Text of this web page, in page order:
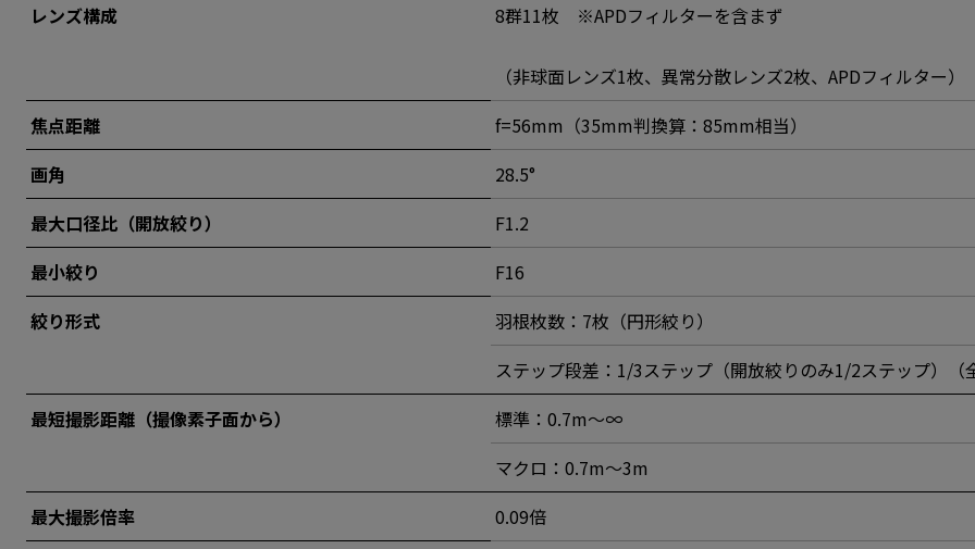
レンズ構成
8群11枚 ※APDフィルターを含まず
（非球面レンズ1枚、異常分散レンズ2枚、APDフィルター）
焦点距離
f=56mm（35mm判換算：85mm相当）
画角
28.5°
最大口径比（開放絞り）
F1.2
最小絞り
F16
絞り形式
羽根枚数：7枚（円形絞り）
ステップ段差：1/3ステップ（開放絞りのみ1/2ステップ）（
最短撮影距離（撮像素子面から）
標準：0.7m～∞
マクロ：0.7m～3m
最大撮影倍率
0.09倍